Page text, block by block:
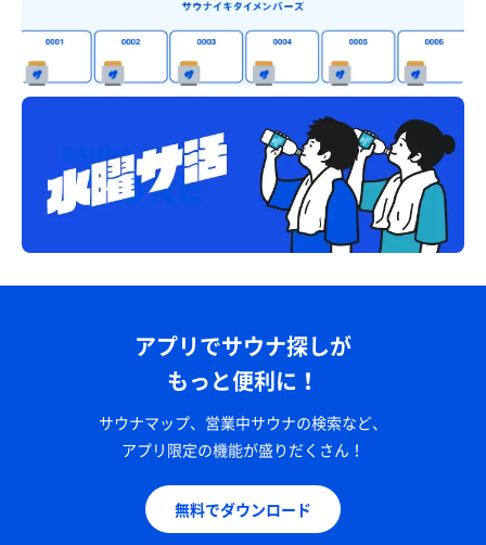
アプリでサウナ探しが
もっと便利に！
サウナマップ、営業中サウナの検索など、
アプリ限定の機能が盛りだくさん！
無料でダウンロード